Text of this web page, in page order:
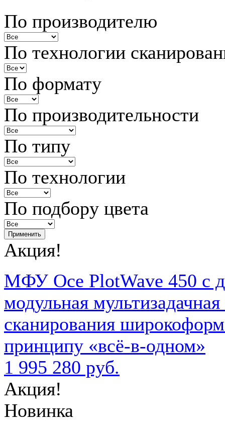
По производителю
По технологии
По формату
По производительности
По типу
По технологии
По подбору цвета
Акция!
МФУ Oce PlotWave 450 с
модульная
сканирования
принципу «всё-в-одном»
1 995 280 руб.
Акция!
Новинка